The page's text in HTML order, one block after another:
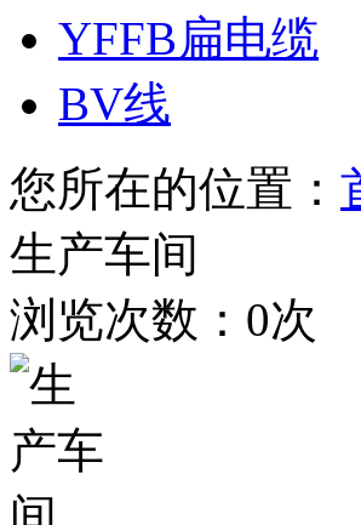
YFFB扁电缆
BV线
您所在的位置：
生产车间
浏览次数： 0次